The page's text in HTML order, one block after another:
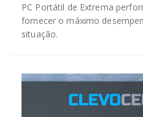
PC Portátil de Extrema
fornecer o máximo
situação.